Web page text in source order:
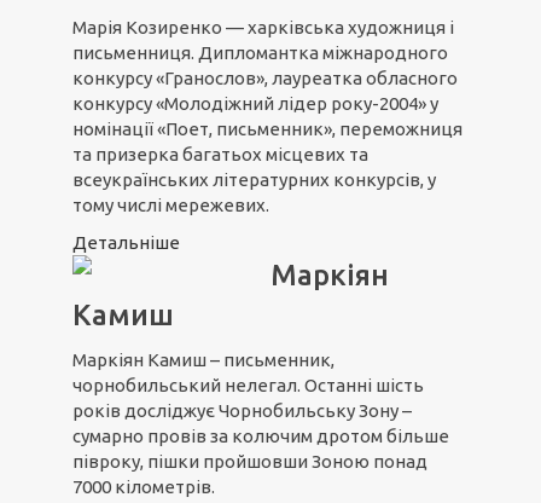
Марія Козиренко — харківська художниця і
письменниця. Дипломантка міжнародного
конкурсу «Гранослов», лауреатка обласного
конкурсу «Молодіжний лідер року-2004» у
номінації «Поет, письменник», переможниця
та призерка багатьох місцевих та
всеукраїнських літературних конкурсів, у
тому числі мережевих.
Детальніше
Маркіян
Камиш
Маркіян Камиш – письменник,
чорнобильський нелегал. Останні шість
років досліджує Чорнобильську Зону –
сумарно провів за колючим дротом більше
півроку, пішки пройшовши Зоною понад
7000 кілометрів.